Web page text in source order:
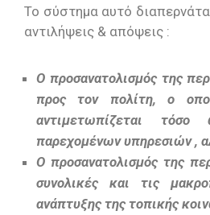
Το σύστημα αυτό
αντιλήψεις & απόψεις :
Ο προσανατολισμός της
προς τον πολίτη, ο
αντιμετωπίζεται
παρεχομένων υπηρεσιών ,
Ο προσανατολισμός της
συνολικές και τις
ανάπτυξης της τοπικής